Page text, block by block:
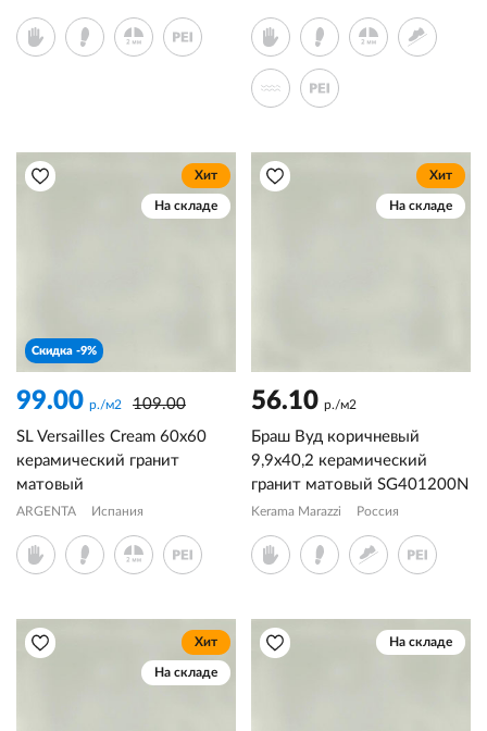
Хит
На складе
Скидка -9%
99.00 р./м2
109.00
SL Versailles Cream 60x60
керамический гранит
матовый
ARGENTA Испания
Хит
На складе
56.10 р./м2
Браш Вуд коричневый
9,9x40,2 керамический
гранит матовый SG401200N
Kerama Marazzi Россия
Хит
На складе
На складе